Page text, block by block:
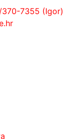
7355 (Igor)